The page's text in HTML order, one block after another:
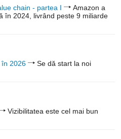
chain - partea I
Amazon a
în 2024, livrând peste 9 miliarde
în 2026
Se dă start la noi
Vizibilitatea este cel mai bun